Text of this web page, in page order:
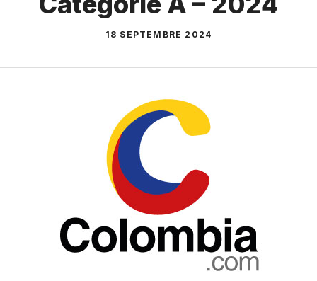
18 SEPTEMBRE 2024